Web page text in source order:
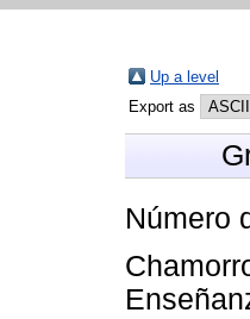
Up a level
Export as
Número